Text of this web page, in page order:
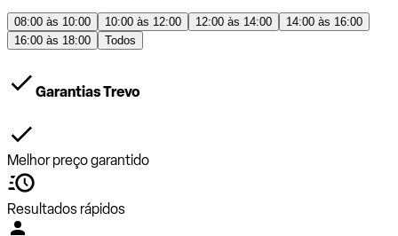
08:00 às 10:00 10:00 às 12:00 12:00 às 14:00
14:00 às 16:00
16:00 às 18:00
Todos
Garantias Trevo
Melhor preço garantido
Resultados rápidos